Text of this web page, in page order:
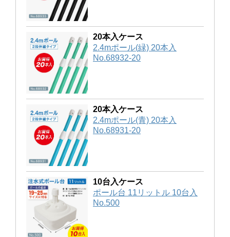
20本入ケース
2.4mポール(緑) 20本入
No.68932-20
20本入ケース
2.4mポール(青) 20本入
No.68931-20
10台入ケース
ポール台 11リットル 10台入
No.500